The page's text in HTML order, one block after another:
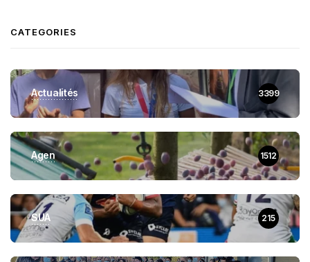
CATEGORIES
Actualités 3399
Agen 1512
SUA 215